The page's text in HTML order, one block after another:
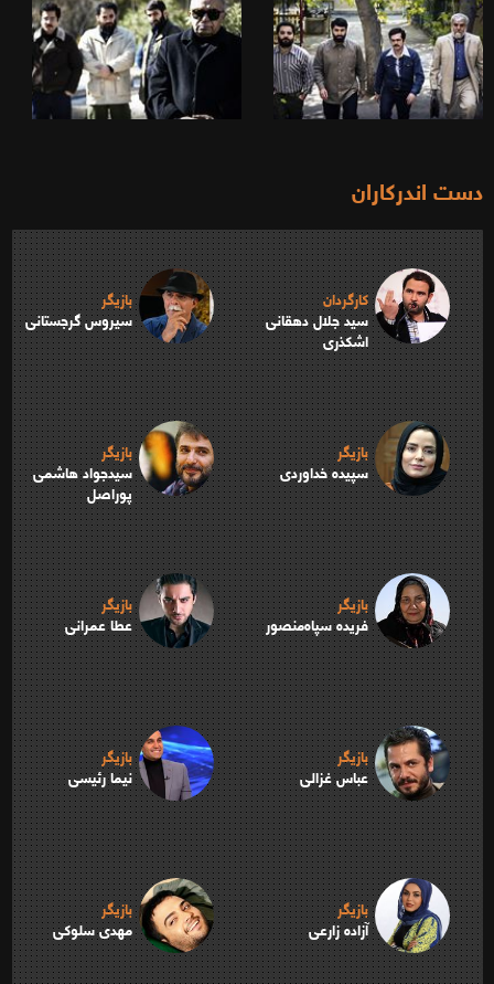
دست اندرکاران
کارگردان
سید جلال دهقانی
اشکذری
بازیگر
سیروس گرجستانی
بازیگر
سپیده خداوردی
بازیگر
سیدجواد هاشمی
پوراصل
بازیگر
فریده سپاه‌منصور
بازیگر
عطا عمرانی
بازیگر
عباس غزالی
بازیگر
نیما رئیسی
بازیگر
آزاده زارعی
بازیگر
مهدی سلوکی